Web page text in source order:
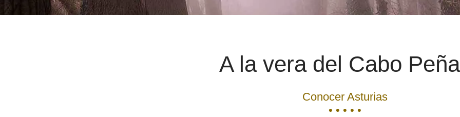
A la vera del Cabo
Conocer Asturias
• • • • •